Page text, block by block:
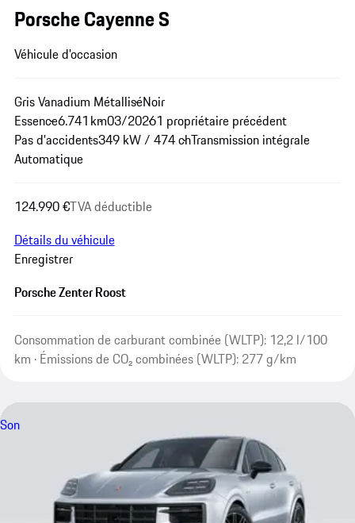
Porsche Cayenne S
Véhicule d'occasion
Gris Vanadium MétalliséNoir
Essence6.741 km03/20261 propriétaire précédent
Pas d'accidents349 kW / 474 chTransmission intégrale
Automatique
124.990 €TVA déductible
Détails du véhicule
Enregistrer
Porsche Zenter Roost
Consommation de carburant combinée (WLTP): 12,2 l/100
km · Émissions de CO₂ combinées (WLTP): 277 g/km
Son